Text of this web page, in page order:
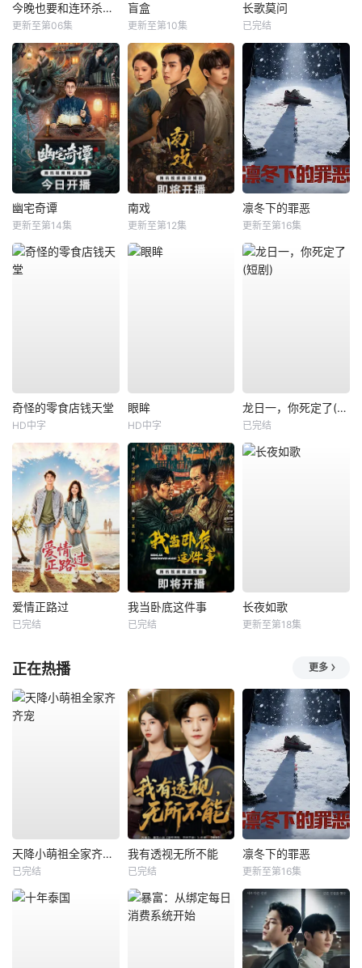
今晚也要和连环杀手约会
更新至第06集
盲盒
更新至第10集
长歌莫问
已完结
幽宅奇谭
更新至第14集
南戏
更新至第12集
凛冬下的罪恶
更新至第16集
奇怪的零食店钱天堂
HD中字
眼眸
HD中字
龙日一，你死定了(短剧)
已完结
爱情正路过
已完结
我当卧底这件事
已完结
长夜如歌
更新至第18集
正在热播 更多
天降小萌祖全家齐齐宠
已完结
我有透视无所不能
已完结
凛冬下的罪恶
更新至第16集